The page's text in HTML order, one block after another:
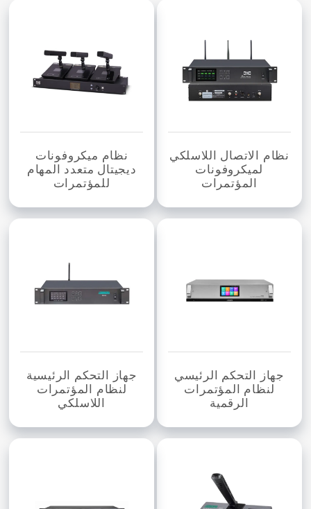
نظام الاتصال اللاسلكي
لميكروفونات
المؤتمرات
نظام ميكروفونات
ديجيتال متعدد المهام
للمؤتمرات
جهاز التحكم الرئيسي
لنظام المؤتمرات
الرقمية
جهاز التحكم الرئيسية
لنظام المؤتمرات
اللاسلكي